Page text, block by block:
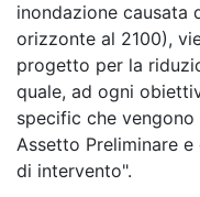
inondazione causata
orizzonte al 2100),
progetto per la
quale, ad ogni
specific che
Assetto Preliminare
di intervento".